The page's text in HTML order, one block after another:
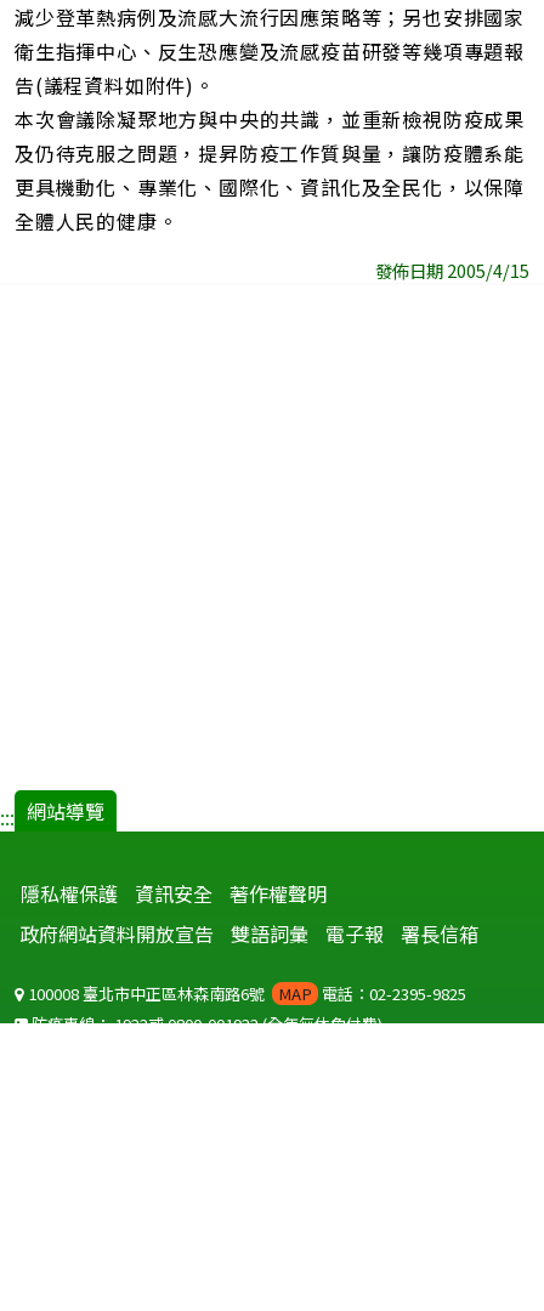
減少登革熱病例及流感大流行因應策略等；另也安排國家
衛生指揮中心、反生恐應變及流感疫苗研發等幾項專題報
告(議程資料如附件)。
本次會議除凝聚地方與中央的共識，並重新檢視防疫成果
及仍待克服之問題，提昇防疫工作質與量，讓防疫體系能
更具機動化、專業化、國際化、資訊化及全民化，以保障
全體人民的健康。
發佈日期 2005/4/15
::: 網站導覽
隱私權保護 資訊安全 著作權聲明
政府網站資料開放宣告
雙語詞彙 電子報 署長信箱
100008 臺北市中正區林森南路6號 MAP 電話：02-2395-9825
防疫專線：1922或0800-001922(全年無休免付費)